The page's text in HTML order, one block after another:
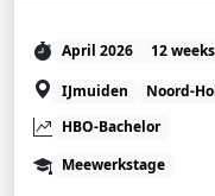
April 2026 12 weeks
IJmuiden
Noord-
HBO-Bachelor
Meewerkstage